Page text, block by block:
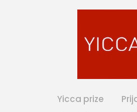
Yicca prize